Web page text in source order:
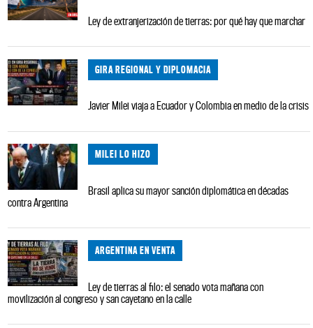
Ley de extranjerización de tierras: por qué hay que marchar
GIRA REGIONAL Y DIPLOMACIA
Javier Milei viaja a Ecuador y Colombia en medio de la crisis
MILEI LO HIZO
Brasil aplica su mayor sanción diplomática en décadas
contra Argentina
ARGENTINA EN VENTA
Ley de tierras al filo: el senado vota mañana con
movilización al congreso y san cayetano en la calle